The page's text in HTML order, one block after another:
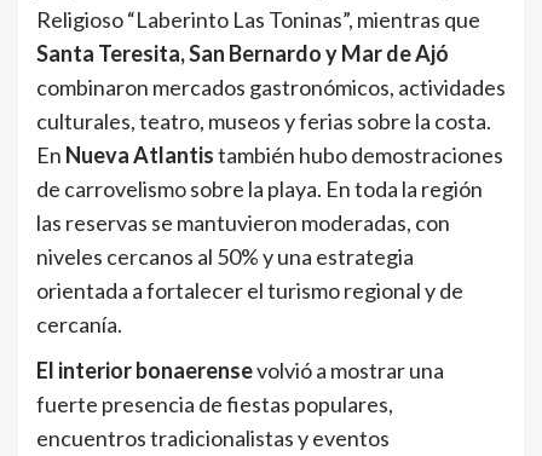
Religioso “Laberinto Las Toninas”, mientras que
Santa Teresita, San Bernardo y Mar de Ajó
combinaron mercados gastronómicos, actividades
culturales, teatro, museos y ferias sobre la costa.
En Nueva Atlantistambién hubo demostraciones
de carrovelismo sobre la playa. En toda la región
las reservas se mantuvieron moderadas, con
niveles cercanos al 50% y una estrategia
orientada a fortalecer el turismo regional y de
cercanía.
El interior bonaerensevolvió a mostrar una
fuerte presencia de fiestas populares,
encuentros tradicionalistas y eventos